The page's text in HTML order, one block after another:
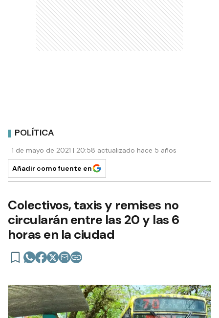
POLÍTICA
1 de mayo de 2021 | 20:58 actualizado hace 5 años
Añadir como fuente en
Colectivos, taxis y remises no
circularán entre las 20 y las 6
horas en la ciudad